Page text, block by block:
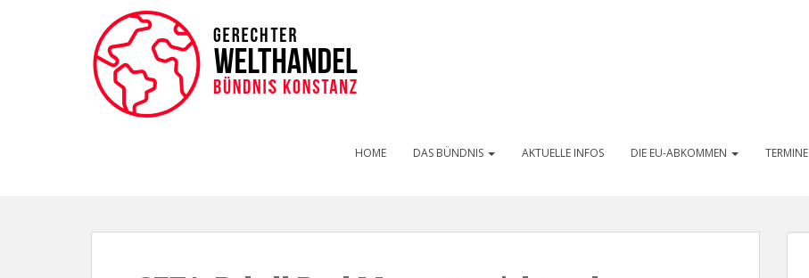
HOME DAS BÜNDNIS AKTUELLE INFOS DIE EU-ABKOMMEN TERMINE